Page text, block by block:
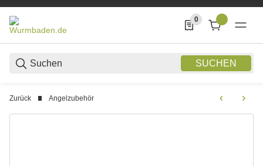
SUCHEN
0
0 Produkte in der
Zurück Angelzubehör